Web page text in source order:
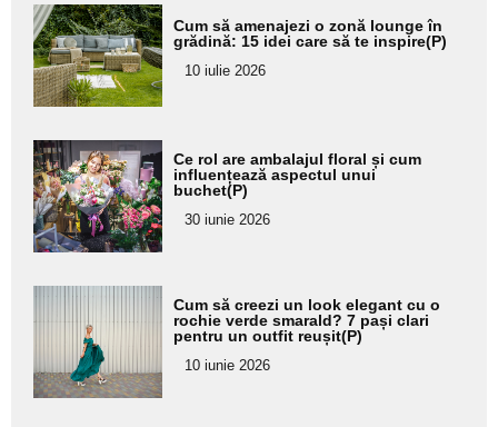
Adaugă
aici textul
pentru
subtitlu
Cum să amenajezi o zonă lounge în
grădină: 15 idei care să te inspire(P)
10 iulie 2026
Adaugă
aici textul
pentru
subtitlu
Ce rol are ambalajul floral și cum
influențează aspectul unui
buchet(P)
30 iunie 2026
Adaugă
aici textul
pentru
subtitlu
Cum să creezi un look elegant cu o
rochie verde smarald? 7 pași clari
pentru un outfit reușit(P)
10 iunie 2026